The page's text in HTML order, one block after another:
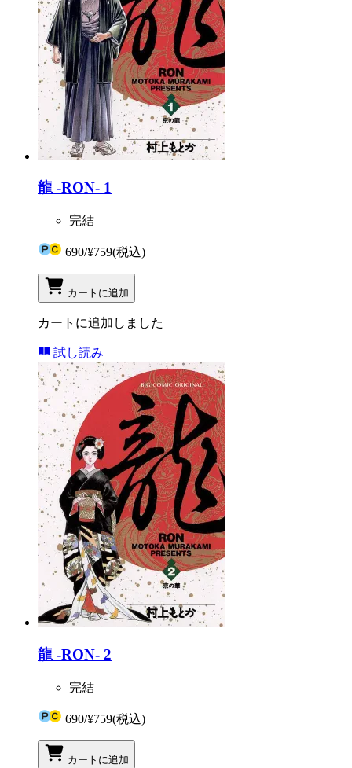
龍 -RON- 1
完結
690/¥759(税込)
カートに追加
カートに追加しました
試し読み
龍 -RON- 2
完結
690/¥759(税込)
カートに追加